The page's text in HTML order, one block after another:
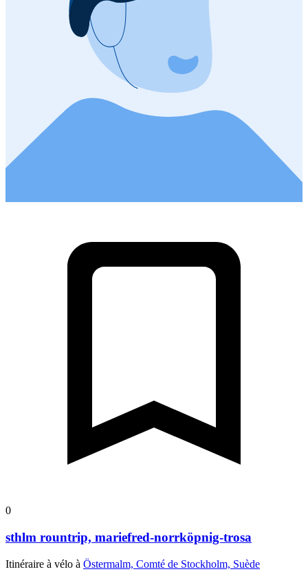
0
sthlm rountrip, mariefred-norrköpnig-trosa
Itinéraire à vélo à Östermalm, Comté de Stockholm, Suède